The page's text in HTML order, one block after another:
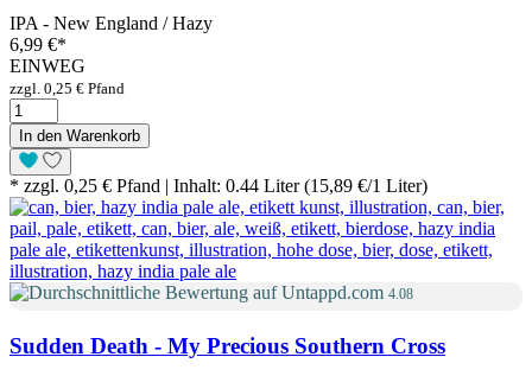
IPA - New England / Hazy
6,99 €*
EINWEG
zzgl. 0,25 € Pfand
In den Warenkorb
* zzgl. 0,25 € Pfand | Inhalt: 0.44 Liter (15,89 €/1 Liter)
4.08
Sudden Death - My Precious Southern Cross